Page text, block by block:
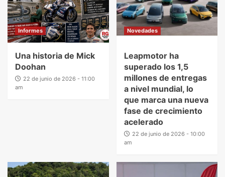
Informes
Una historia de Mick
Doohan
22 de junio de 2026 - 11:00
am
Novedades
Leapmotor ha
superado los 1,5
millones de entregas
a nivel mundial, lo
que marca una nueva
fase de crecimiento
acelerado
22 de junio de 2026 - 10:00
am